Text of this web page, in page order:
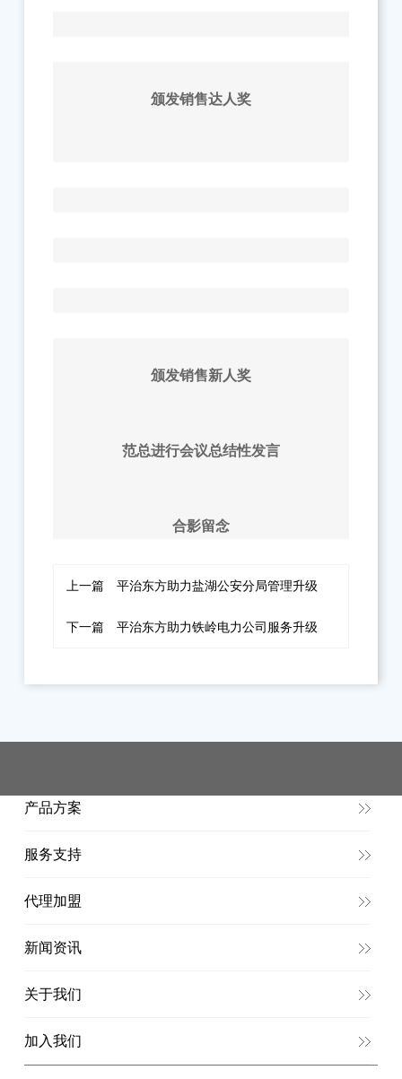
颁发销售达人奖
颁发销售新人奖
范总进行会议总结性发言
合影留念
上一篇 平治东方助力盐湖公安分局管理升级
下一篇 平治东方助力铁岭电力公司服务升级
产品方案
服务支持
代理加盟
新闻资讯
关于我们
加入我们